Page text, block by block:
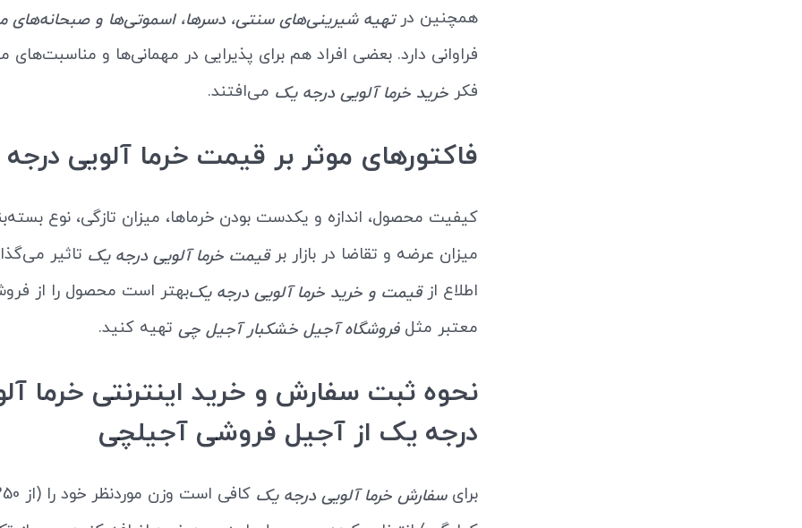
همچنین درتهیه شیرینی‌های سنتی، دسرها، اسموتی‌ها و صبحانه‌های
فراوانی دارد. بعضی افراد هم برای پذیرایی در مهمانی‌ها و مناسبت‌های
فکر خرید خرما آلویی درجه یک می‌افتند.
فاکتورهای موثر بر قیمت خرما آلویی
کیفیت محصول، اندازه و یکدست بودن خرماها، میزان تازگی، نوع
میزان عرضه و تقاضا در بازار برقیمت خرما آلویی درجه یک تاثیر
اطلاع ازقیمت و خرید خرما آلویی درجه یکبهتر است محصول را از
معتبر مثلفروشگاه آجیل خشکبار آجیل چی تهیه کنید.
نحوه ثبت سفارش و خرید اینترنتی خرما
درجه یک از آجیل فروشی آجیلچی
برایسفارش خرما آلویی درجه یک